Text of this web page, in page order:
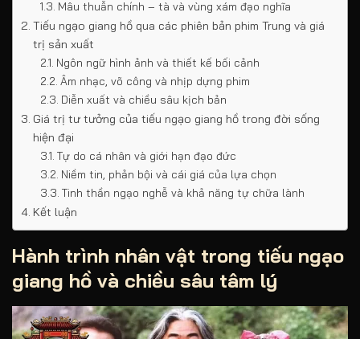
Mâu thuẫn chính – tà và vùng xám đạo nghĩa
Tiếu ngạo giang hồ qua các phiên bản phim Trung và giá
trị sản xuất
Ngôn ngữ hình ảnh và thiết kế bối cảnh
Âm nhạc, võ công và nhịp dựng phim
Diễn xuất và chiều sâu kịch bản
Giá trị tư tưởng của tiếu ngạo giang hồ trong đời sống
hiện đại
Tự do cá nhân và giới hạn đạo đức
Niềm tin, phản bội và cái giá của lựa chọn
Tinh thần ngạo nghễ và khả năng tự chữa lành
Kết luận
Hành trình nhân vật trong tiếu ngạo
giang hồ và chiều sâu tâm lý